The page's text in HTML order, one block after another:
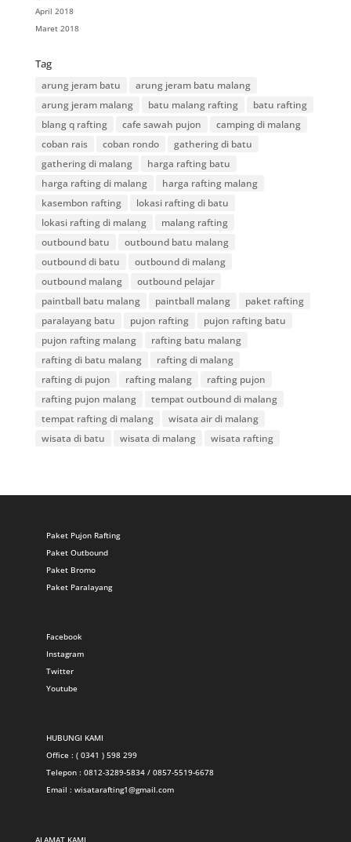
April 2018
Maret 2018
Tag
arung jeram batu
arung jeram batu malang
arung jeram malang
batu malang rafting
batu rafting
blang q rafting
cafe sawah pujon
camping di malang
coban rais
coban rondo
gathering di batu
gathering di malang
harga rafting batu
harga rafting di malang
harga rafting malang
kasembon rafting
lokasi rafting di batu
lokasi rafting di malang
malang rafting
outbound batu
outbound batu malang
outbound di batu
outbound di malang
outbound malang
outbound pelajar
paintball batu malang
paintball malang
paket rafting
paralayang batu
pujon rafting
pujon rafting batu
pujon rafting malang
rafting batu malang
rafting di batu malang
rafting di malang
rafting di pujon
rafting malang
rafting pujon
rafting pujon malang
tempat outbound di malang
tempat rafting di malang
wisata air di malang
wisata di batu
wisata di malang wisata rafting
Paket Pujon Rafting
Paket Outbound
Paket Bromo
Paket Paralayang
Facebook
Instagram
Twitter
Youtube
HUBUNGI KAMI
Office : ( 0341 ) 598 299
Telepon : 0812-3289-5834 / 0857-5519-6678
Email : wisatarafting1@gmail.com
ALAMAT KAMI